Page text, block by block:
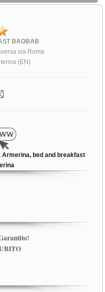
BAOBAB
via Roma
(EN)
bed and breakfast